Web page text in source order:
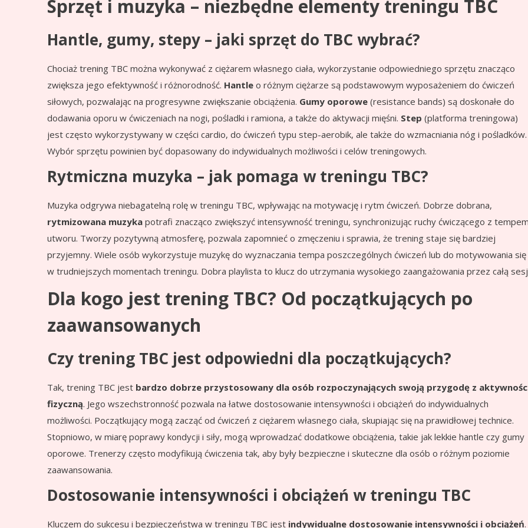
Sprzęt i muzyka – niezbędne elementy treningu TBC
Hantle, gumy, stepy – jaki sprzęt do TBC wybrać?
Chociaż trening TBC można wykonywać z ciężarem własnego ciała, wykorzystanie odpowiedniego sprzętu znacząco
zwiększa jego efektywność i różnorodność. Hantle o różnym ciężarze są podstawowym wyposażeniem do ćwiczeń
siłowych, pozwalając na progresywne zwiększanie obciążenia. Gumy oporowe (resistance bands) są doskonałe do
dodawania oporu w ćwiczeniach na nogi, pośladki i ramiona, a także do aktywacji mięśni. Step (platforma treningowa)
jest często wykorzystywany w części cardio, do ćwiczeń typu step-aerobik, ale także do wzmacniania nóg i pośladków.
Wybór sprzętu powinien być dopasowany do indywidualnych możliwości i celów treningowych.
Rytmiczna muzyka – jak pomaga w treningu TBC?
Muzyka odgrywa niebagatelną rolę w treningu TBC, wpływając na motywację i rytm ćwiczeń. Dobrze dobrana,
rytmizowana muzyka potrafi znacząco zwiększyć intensywność treningu, synchronizując ruchy ćwiczącego z
utworu. Tworzy pozytywną atmosferę, pozwala zapomnieć o zmęczeniu i sprawia, że trening staje się bardziej
przyjemny. Wiele osób wykorzystuje muzykę do wyznaczania tempa poszczególnych ćwiczeń lub do motywowania się
w trudniejszych momentach treningu. Dobra playlista to klucz do utrzymania wysokiego zaangażowania przez całą
Dla kogo jest trening TBC? Od początkujących po
zaawansowanych
Czy trening TBC jest odpowiedni dla początkujących?
Tak, trening TBC jest bardzo dobrze przystosowany dla osób rozpoczynających swoją przygodę z
fizyczną. Jego wszechstronność pozwala na łatwe dostosowanie intensywności i obciążeń do indywidualnych
możliwości. Początkujący mogą zacząć od ćwiczeń z ciężarem własnego ciała, skupiając się na prawidłowej technice.
Stopniowo, w miarę poprawy kondycji i siły, mogą wprowadzać dodatkowe obciążenia, takie jak lekkie hantle czy gumy
oporowe. Trenerzy często modyfikują ćwiczenia tak, aby były bezpieczne i skuteczne dla osób o różnym poziomie
zaawansowania.
Dostosowanie intensywności i obciążeń w treningu TBC
Kluczem do sukcesu i bezpieczeństwa w treningu TBC jest indywidualne dostosowanie intensywności i obciążeń.